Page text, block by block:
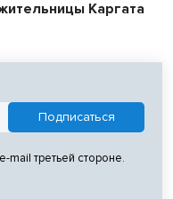
Каргата
mail третьей стороне.